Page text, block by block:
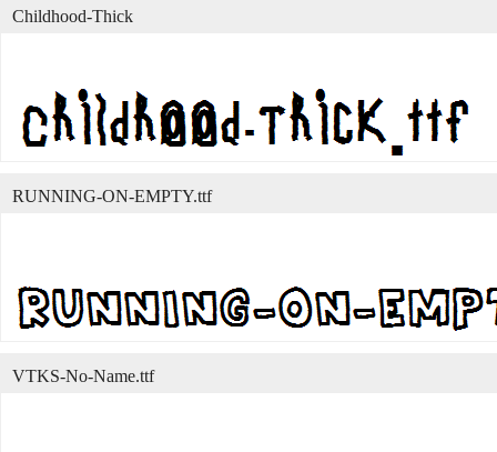
Childhood-Thick
RUNNING-ON-EMPTY.ttf
VTKS-No-Name.ttf